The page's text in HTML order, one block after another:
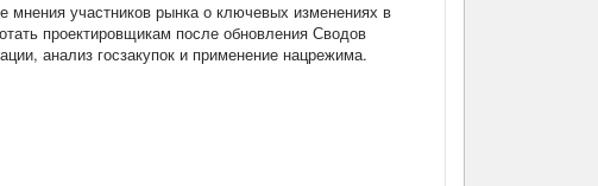
участников рынка о ключевых изменениях в
проектировщикам после обновления Сводов
анализ госзакупок и применение нацрежима.